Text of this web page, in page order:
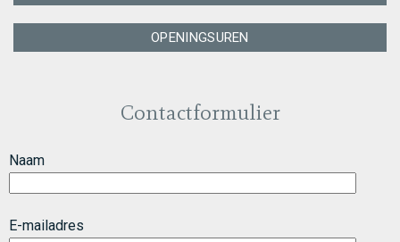
OPENINGSUREN
Contactformulier
Naam
E-mailadres